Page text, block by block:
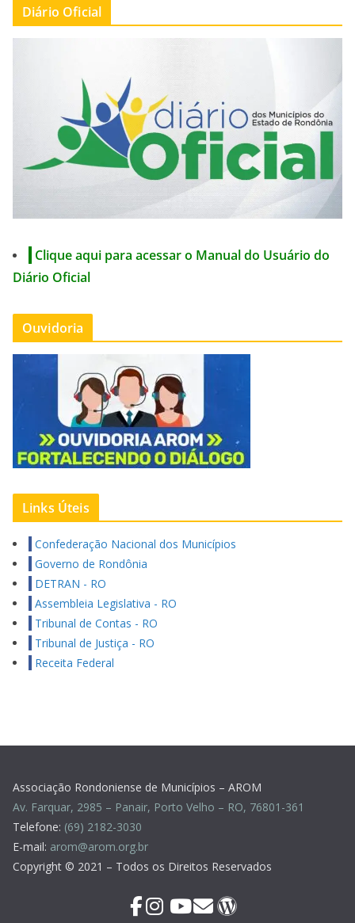
Diário Oficial
Clique aqui para acessar o Manual do Usuário do
Diário Oficial
Ouvidoria
Links Úteis
Confederação Nacional dos Municípios
Governo de Rondônia
DETRAN - RO
Assembleia Legislativa - RO
Tribunal de Contas - RO
Tribunal de Justiça - RO
Receita Federal
Associação Rondoniense de Municípios – AROM
Av. Farquar, 2985 – Panair, Porto Velho – RO, 76801-361
Telefone: (69) 2182-3030
E-mail: arom@arom.org.br
Copyright © 2021 – Todos os Direitos Reservados